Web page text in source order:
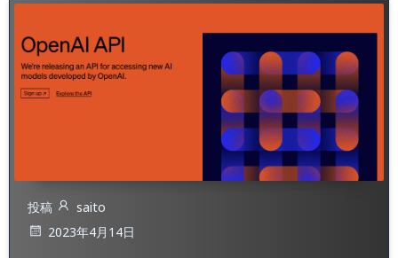
投稿
saito
2023年4月14日